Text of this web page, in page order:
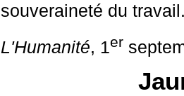
souveraineté du
L'Humanité, 1er